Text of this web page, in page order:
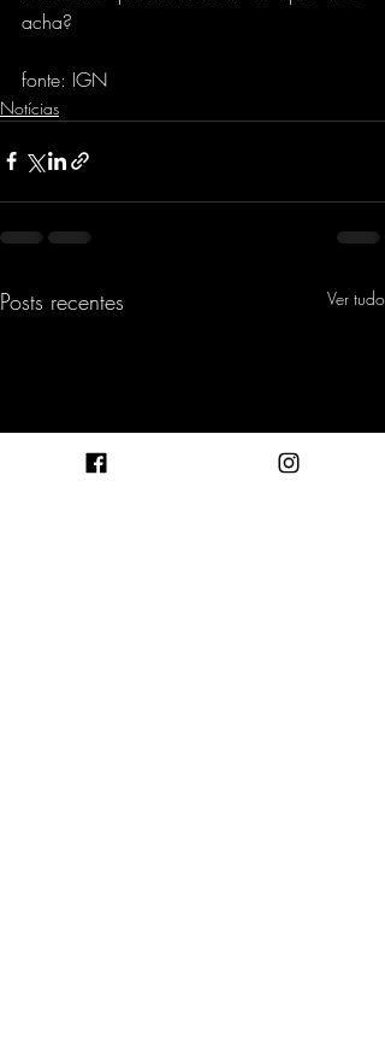
acha?
fonte: IGN
Notícias
Posts recentes Ver tudo